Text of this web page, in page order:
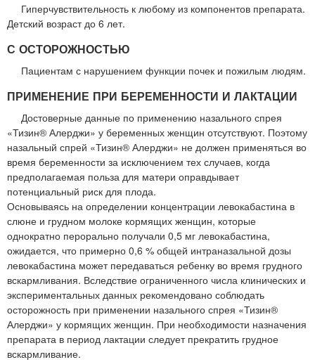
Гиперчувствительность к любому из компонентов препарата.
Детский возраст до 6 лет.
С ОСТОРОЖНОСТЬЮ
Пациентам с нарушением функции почек и пожилым людям.
ПРИМЕНЕНИЕ ПРИ БЕРЕМЕННОСТИ И ЛАКТАЦИИ
Достоверные данные по применению назального спрея
«Тизин® Алерджи» у беременных женщин отсутствуют. Поэтому
назальный спрей «Тизин® Алерджи» не должен применяться во
время беременности за исключением тех случаев, когда
предполагаемая польза для матери оправдывает
потенциальный риск для плода.
Основываясь на определении концентрации левокабастина в
слюне и грудном молоке кормящих женщин, которые
однократно перорально получали 0,5 мг левокабастина,
ожидается, что примерно 0,6 % общей интраназальной дозы
левокабастина может передаваться ребенку во время грудного
вскармливания. Вследствие ограниченного числа клинических и
экспериментальных данных рекомендовано соблюдать
осторожность при применении назального спрея «Тизин®
Алерджи» у кормящих женщин. При необходимости назначения
препарата в период лактации следует прекратить грудное
вскармливание.